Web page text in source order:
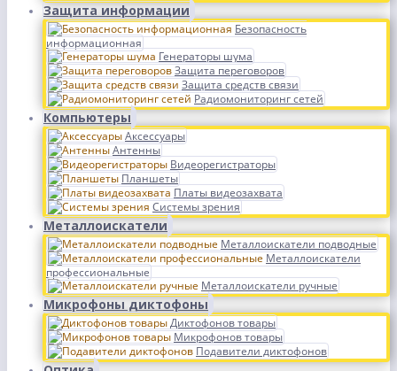
Защита информации
Безопасность
информационная
Генераторы шума
Защита переговоров
Защита средств связи
Радиомониторинг сетей
Компьютеры
Аксессуары
Антенны
Видеорегистраторы
Планшеты
Платы видеозахвата
Системы зрения
Металлоискатели
Металлоискатели подводные
Металлоискатели
профессиональные
Металлоискатели ручные
Микрофоны диктофоны
Диктофонов товары
Микрофонов товары
Подавители диктофонов